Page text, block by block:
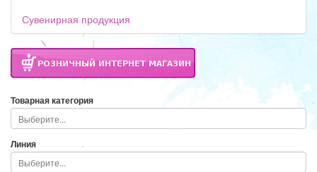
Сувенирная продукция
Товарная категория
Линия